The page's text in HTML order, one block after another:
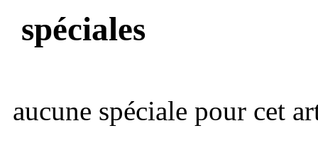
spéciales
aucune spéciale pour cet